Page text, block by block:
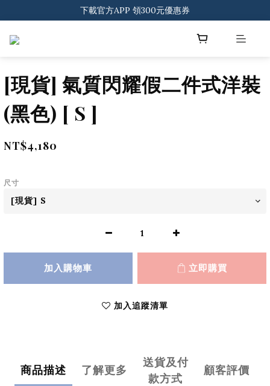
登入會員 一般會員滿$2000享免運
下載官方APP 領300元優惠券
[現貨] 氣質閃耀假二件式洋裝
(黑色) [ S ]
NT$4,180
尺寸
加入購物車 立即購買
加入追蹤清單
商品描述 了解更多
送貨及付
款方式
顧客評價